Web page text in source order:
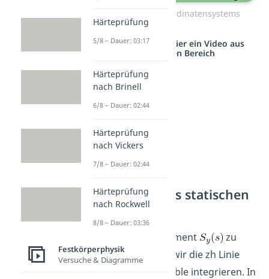
Betrachten des Koordinatensystems
Studyflix vernetzt: Hier ein Video aus
einem anderen Bereich
Bestimmung des statischen
Moments
Um das statische Moment
zu
bestimmen, müssen wir die zh Linie
entlang der Laufvariable integrieren. In
Härteprüfung
5/8 – Dauer: 03:17
Härteprüfung
nach Brinell
6/8 – Dauer: 02:44
Härteprüfung
nach Vickers
7/8 – Dauer: 02:44
Härteprüfung
nach Rockwell
8/8 – Dauer: 03:36
Festkörperphysik
Versuche & Diagramme